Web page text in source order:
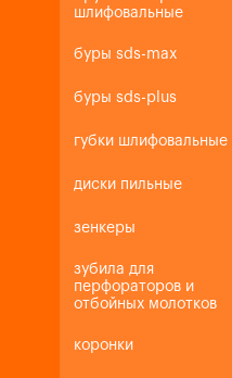
шлифовальные
буры sds-max
буры sds-plus
губки шлифовальные
диски пильные
зенкеры
зубила для
перфораторов и
отбойных молотков
коронки